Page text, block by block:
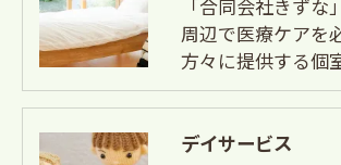
「合同会社きず
周辺で医療ケアを
方々に提供する個
デイサービス